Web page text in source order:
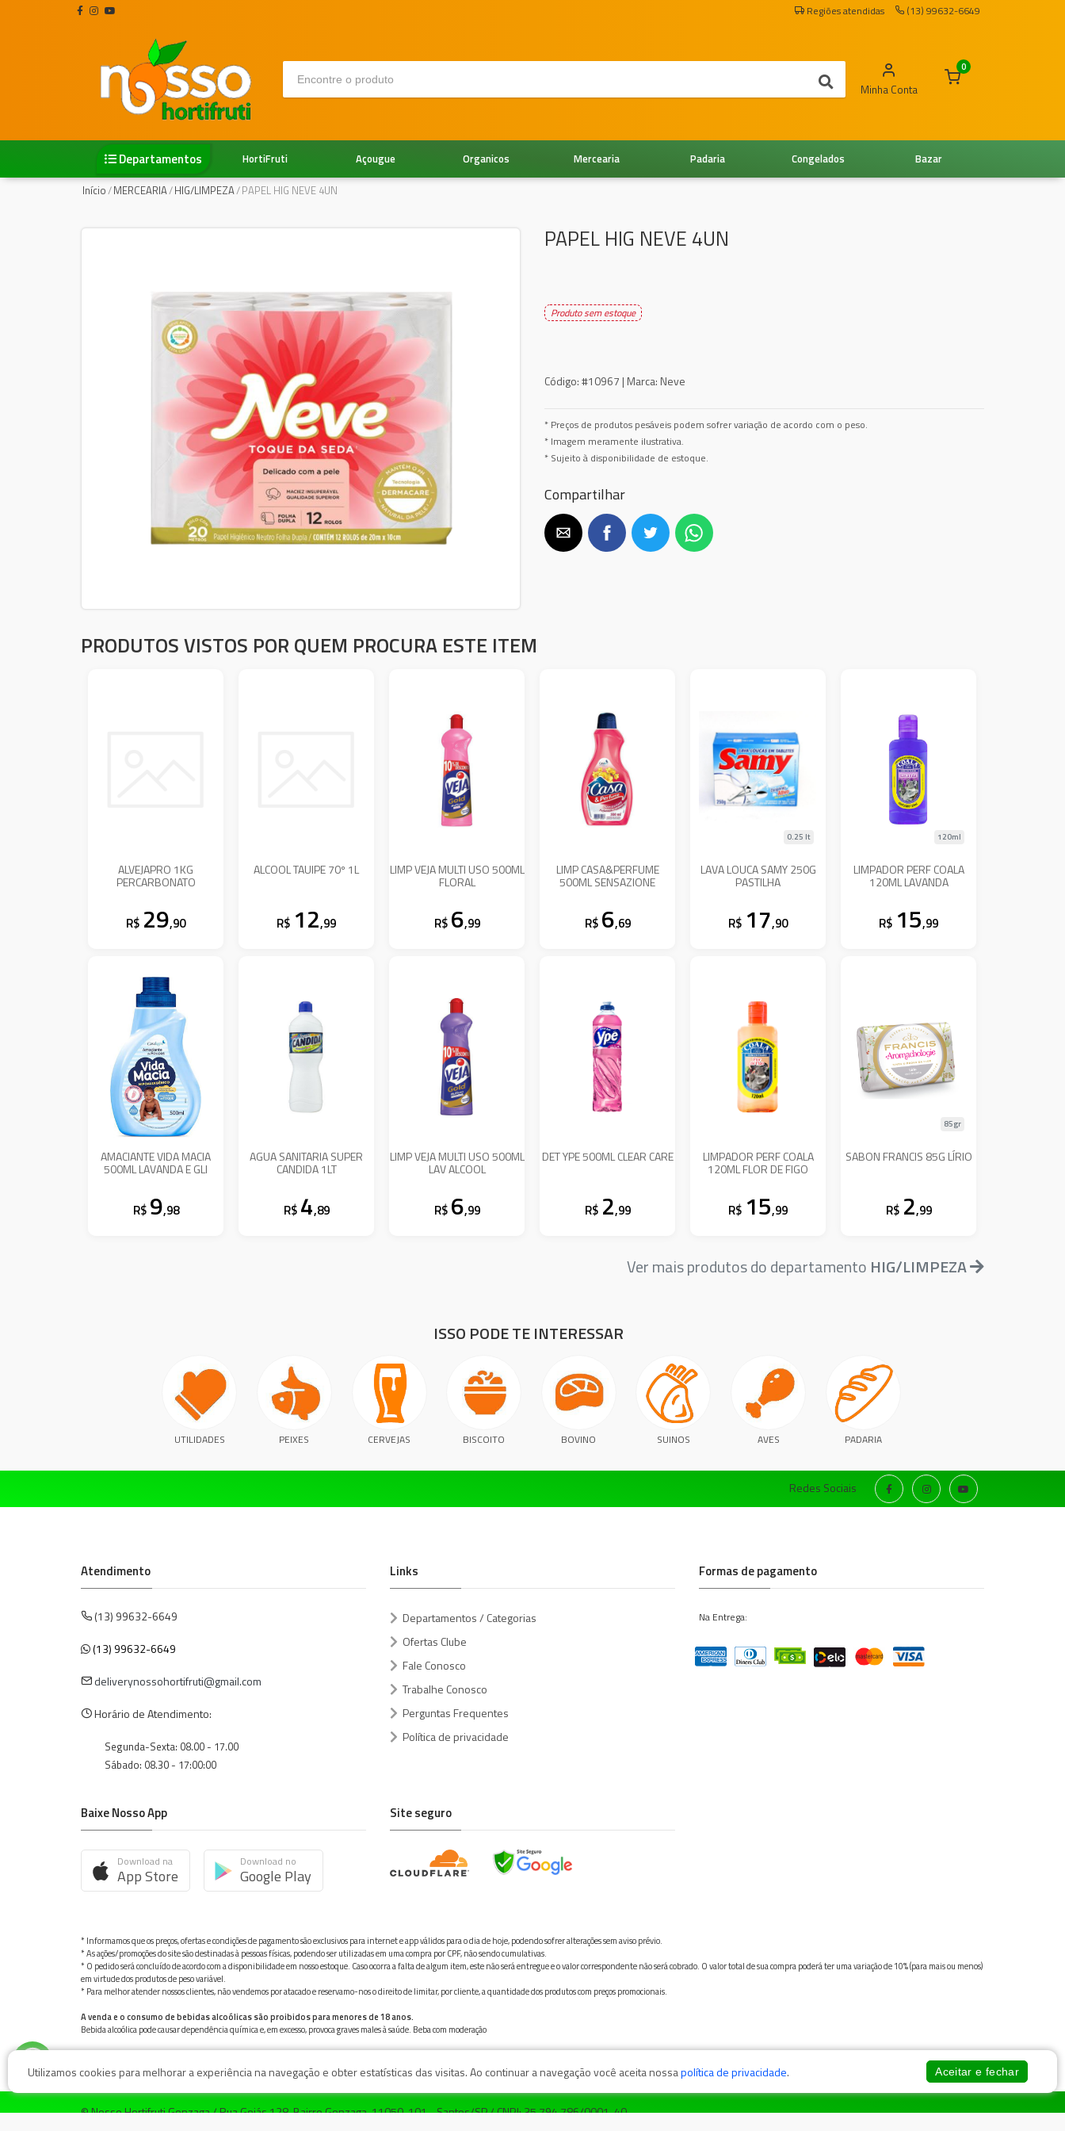
Regiões atendidas (13) 99632-6649
Minha Conta
0
Departamentos Bazar
Congelados
Padaria
Mercearia
Organicos
Açougue
HortiFruti
Início/MERCEARIA/HIG/LIMPEZA/PAPEL HIG NEVE 4UN
PAPEL HIG NEVE 4UN
Produto sem estoque
Código:#10967 | Marca: Neve
* Preços de produtos pesáveis podem sofrer variação de acordo com o peso.
* Imagem meramente ilustrativa.
* Sujeito à disponibilidade de estoque.
Compartilhar
PRODUTOS VISTOS POR QUEM PROCURA ESTE ITEM
ALVEJAPRO 1KG
PERCARBONATO
R$ 29,90
ALCOOL TAUIPE 70º 1L
R$ 12,99
LIMP VEJA MULTI USO 500ML
FLORAL
R$ 6,99
LIMP CASA&PERFUME
500ML SENSAZIONE
R$ 6,69
LAVA LOUCA SAMY 250G
PASTILHA
0.25 lt
R$ 17,90
LIMPADOR PERF COALA
120ML LAVANDA
120ml
R$ 15,99
AMACIANTE VIDA MACIA
500ML LAVANDA E GLI
R$ 9,98
AGUA SANITARIA SUPER
CANDIDA 1LT
R$ 4,89
LIMP VEJA MULTI USO 500ML
LAV ALCOOL
R$ 6,99
DET YPE 500ML CLEAR CARE
R$ 2,99
LIMPADOR PERF COALA
120ML FLOR DE FIGO
R$ 15,99
SABON FRANCIS 85G LÍRIO
85gr
R$ 2,99
Ver mais produtos do departamento HIG/LIMPEZA
ISSO PODE TE INTERESSAR
UTILIDADES PEIXES CERVEJAS BISCOITO BOVINO SUINOS AVES PADARIA
Redes Sociais
Atendimento
(13) 99632-6649
(13) 99632-6649
deliverynossohortifruti@gmail.com
Horário de Atendimento:
Segunda-Sexta: 08.00 - 17.00
Sábado: 08.30 - 17:00:00
Links
Departamentos / Categorias
Ofertas Clube
Fale Conosco
Trabalhe Conosco
Perguntas Frequentes
Política de privacidade
Formas de pagamento
Na Entrega:
Baixe Nosso App
Download na
App Store
Download no
Google Play
Site seguro
* Informamos que os preços, ofertas e condições de pagamento são exclusivos para internet e app válidos para o dia de hoje, podendo sofrer alterações sem aviso prévio.
* As ações/promoções do site são destinadas à pessoas físicas, podendo ser utilizadas em uma compra por CPF, não sendo cumulativas.
* O pedido será concluído de acordo com a disponibilidade em nosso estoque. Caso ocorra a falta de algum item, este não será entregue e o valor correspondente não será cobrado. O valor total de sua compra poderá ter uma variação de 10% (para mais ou menos)
em virtude dos produtos de peso variável.
* Para melhor atender nossos clientes, não vendemos por atacado e reservamo-nos o direito de limitar, por cliente, a quantidade dos produtos com preços promocionais.
A venda e o consumo de bebidas alcoólicas são proibidos para menores de 18 anos.
Bebida alcoólica pode causar dependência química e, em excesso, provoca graves males à saúde. Beba com moderação
© Nosso Hortifruti Gonzaga / Rua Goiás 128, Bairro Gonzaga, 11050-101 - Santos/SP / CNPJ: 35.794.786/0001-40
Utilizamos cookies para melhorar a experiência na navegação e obter estatísticas das visitas. Ao continuar a navegação você aceita nossapolítica de privacidade. Aceitar e fechar